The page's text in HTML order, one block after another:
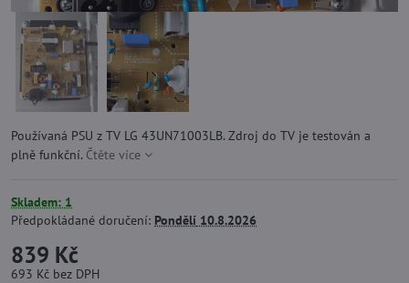
Používaná PSU z TV LG 43UN71003LB. Zdroj do TV je testován a
plně funkční. Čtěte více
Skladem: 1
Předpokládané doručení: Pondělí 10.8.2026
839 Kč
693 Kč bez DPH